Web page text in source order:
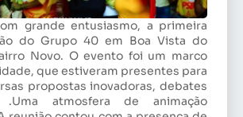
grande entusiasmo, a primeira
do Grupo 40 em Boa Vista do
Novo. O evento foi um marco
que estiveram presentes para
propostas inovadoras, debates
.Uma atmosfera de animação